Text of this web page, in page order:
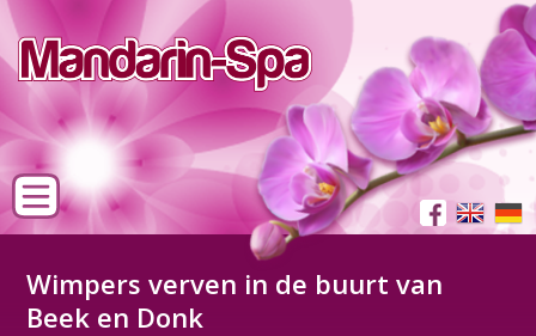
Wimpers verven in de buurt van
Beek en Donk